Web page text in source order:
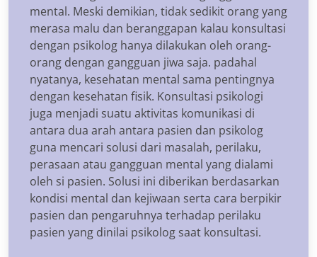
mental. Meski demikian, tidak sedikit orang yang
merasa malu dan beranggapan kalau konsultasi
dengan psikolog hanya dilakukan oleh orang-
orang dengan gangguan jiwa saja. padahal
nyatanya, kesehatan mental sama pentingnya
dengan kesehatan fisik. Konsultasi psikologi
juga menjadi suatu aktivitas komunikasi di
antara dua arah antara pasien dan psikolog
guna mencari solusi dari masalah, perilaku,
perasaan atau gangguan mental yang dialami
oleh si pasien. Solusi ini diberikan berdasarkan
kondisi mental dan kejiwaan serta cara berpikir
pasien dan pengaruhnya terhadap perilaku
pasien yang dinilai psikolog saat konsultasi.